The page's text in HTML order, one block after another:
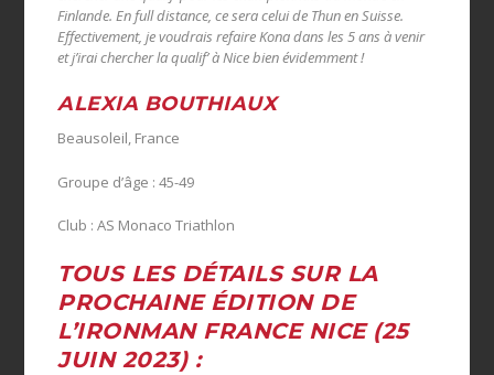
Finlande. En full distance, ce sera celui de Thun en Suisse.
Effectivement, je voudrais refaire Kona dans les 5 ans à venir
et j’irai chercher la qualif’ à Nice bien évidemment !
ALEXIA BOUTHIAUX
Beausoleil, France
Groupe d’âge : 45-49
Club : AS Monaco Triathlon
TOUS LES DÉTAILS SUR LA
PROCHAINE ÉDITION DE
L’IRONMAN FRANCE NICE (25
JUIN 2023) :